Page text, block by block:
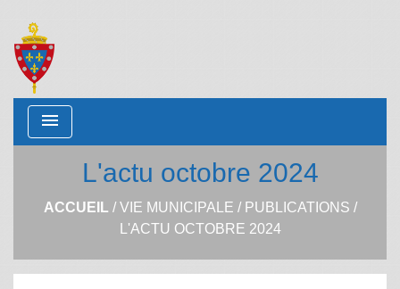
menu
L'actu octobre 2024
ACCUEIL /VIE MUNICIPALE / PUBLICATIONS /
L'ACTU OCTOBRE 2024